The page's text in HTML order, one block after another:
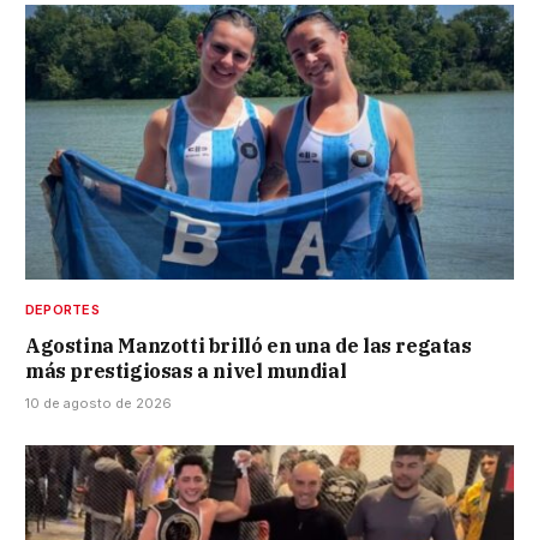
DEPORTES
Agostina Manzotti brilló en una de las regatas
más prestigiosas a nivel mundial
10 de agosto de 2026